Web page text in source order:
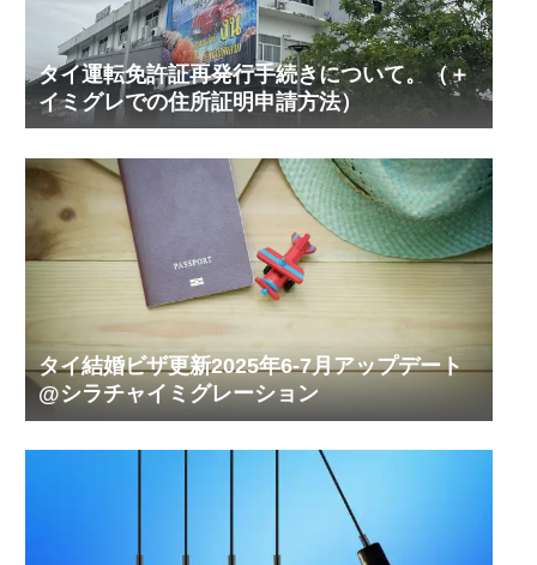
タイ運転免許証再発行手続きについて。（＋
イミグレでの住所証明申請方法）
タイ結婚ビザ更新2025年6-7月アップデート
@シラチャイミグレーション